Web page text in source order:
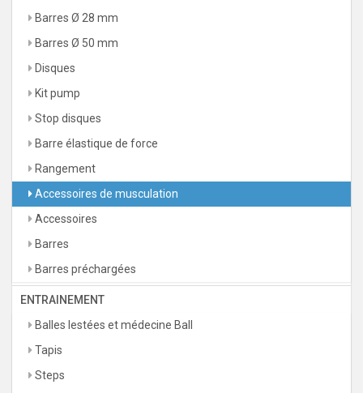
Barres Ø 28 mm
Barres Ø 50 mm
Disques
Kit pump
Stop disques
Barre élastique de force
Rangement
Accessoires de musculation
Accessoires
Barres
Barres préchargées
ENTRAINEMENT
Balles lestées et médecine Ball
Tapis
Steps